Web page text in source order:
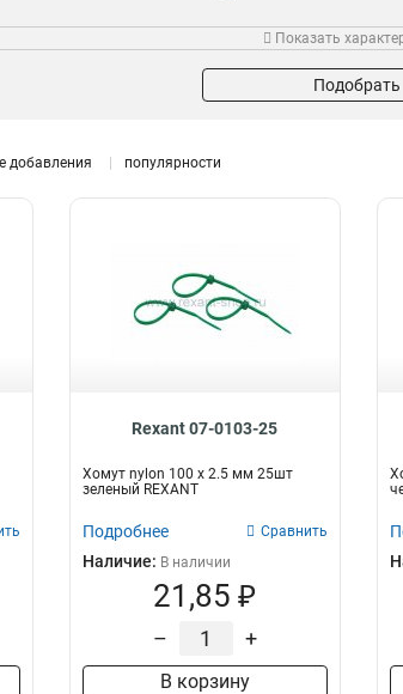
350 10
500 12
Показать
Подобрать
добавления популярности
Rexant 07-0103-25
Хомут nylon 100 х 2.5 мм 25шт
зеленый REXANT
Подробнее Сравнить
Наличие: В наличии
21,85 ₽
– +
В корзину